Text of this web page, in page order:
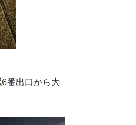
6番出口から大